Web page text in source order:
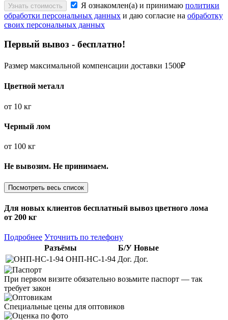
Узнать стоимость Я ознакомлен(а) и принимаю политики
обработки персональных данных и даю согласие на обработку
своих персональных данных
Первый вывоз - бесплатно!
Размер максимальной компенсации доставки 1500₽
Цветной металл
от 10 кг
Черный лом
от 100 кг
Не вывозим. Не принимаем.
Посмотреть весь список
Для новых клиентов бесплатный вывоз цветного лома
от 200 кг
Подробнее Уточнить по телефону
Разъёмы
Б/У Новые
ОНП-НС-1-94 Дог. Дог.
При первом визите обязательно возьмите паспорт — так
требует закон
Специальные цены для оптовиков